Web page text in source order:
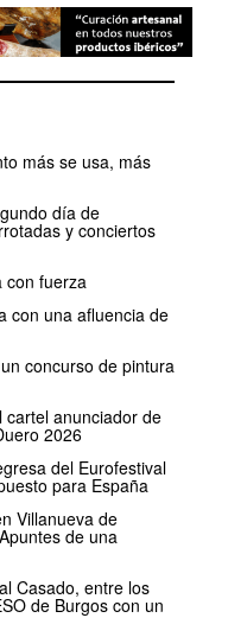
más se usa, más
día de
y conciertos
con fuerza
con una afluencia de
concurso de pintura
cartel anunciador de
2026
del Eurofestival
para España
Villanueva de
de una
Casado, entre los
de Burgos con un